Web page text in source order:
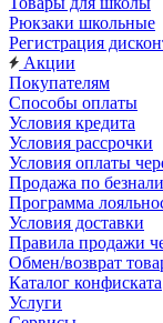
Рюкзаки школьные
Регистрация
Акции
Покупателям
Способы оплаты
Условия кредита
Условия рассрочки
Условия оплаты
Продажа по
Программа
Условия доставки
Правила продажи
Обмен/возврат
Каталог конфиската
Услуги